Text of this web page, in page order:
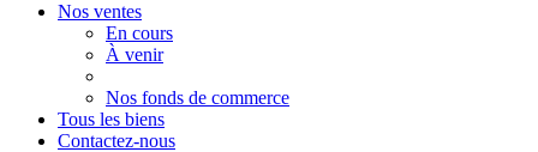
Nos ventes
En cours
À venir
Nos fonds de commerce
Tous les biens
Contactez-nous